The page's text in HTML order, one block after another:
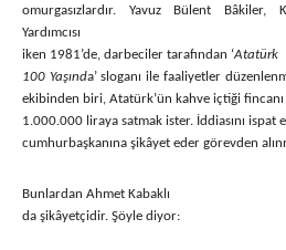
omurgasızlardır. Yavuz Bülent Bâkiler,
Yardımcısı
iken 1981’de, darbeciler tarafından ‘Atatürk
100 Yaşında’ sloganı ile faaliyetler
ekibinden biri, Atatürk’ün kahve içtiği fincanı
1.000.000 liraya satmak ister. İddiasını ispat
cumhurbaşkanına şikâyet eder görevden
Bunlardan Ahmet Kabaklı
da şikâyetçidir. Şöyle diyor: